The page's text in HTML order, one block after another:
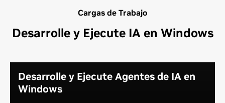
Cargas de Trabajo
Desarrolle y Ejecute IA en Windows
Desarrolle y Ejecute Agentes de IA en
Windows